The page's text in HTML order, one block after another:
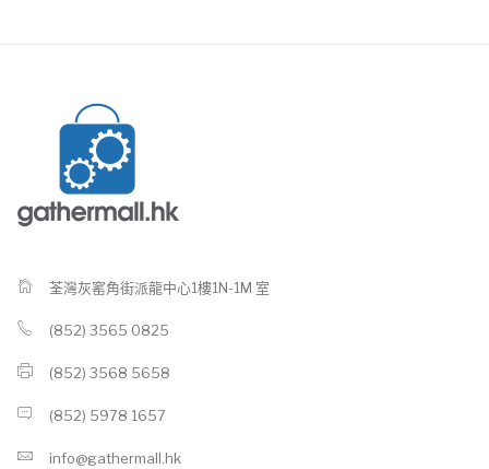
荃灣灰窰角街派龍中心1樓1N-1M 室
(852) 3565 0825
(852) 3568 5658
(852) 5978 1657
info@gathermall.hk